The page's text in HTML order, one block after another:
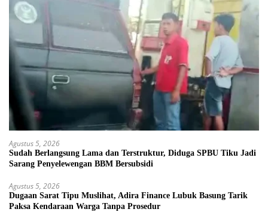
Agustus 5, 2026
Sudah Berlangsung Lama dan Terstruktur, Diduga SPBU Tiku Jadi
Sarang Penyelewengan BBM Bersubsidi
Agustus 5, 2026
Dugaan Sarat Tipu Muslihat, Adira Finance Lubuk Basung Tarik
Paksa Kendaraan Warga Tanpa Prosedur